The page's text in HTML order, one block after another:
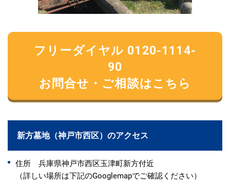
フリーダイヤル 0120-1114-
90
お問合せ・ご相談はこちら
新方墓地（神戸市西区）のアクセス
住所 兵庫県神戸市西区玉津町新方付近
（詳しい場所は下記のGooglemapでご確認ください）